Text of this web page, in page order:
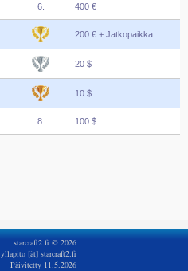
6. 400 €
200 € + Jatkopaikka
20 $
10 $
8. 100 $
starcraft2.fi © 2026
yllapito [ät] starcraft2.fi
Päivitetty 11.5.2026